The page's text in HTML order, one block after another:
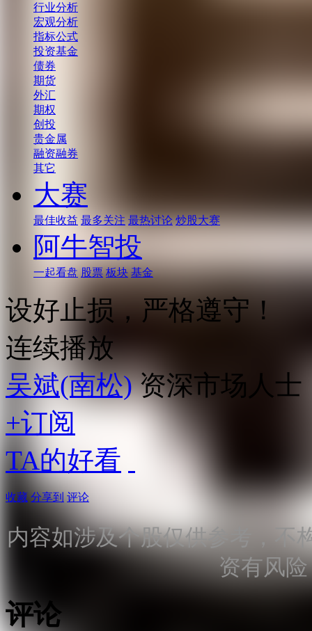
行业分析
宏观分析
指标公式
投资基金
债券
期货
外汇
期权
创投
贵金属
融资融券
其它
大赛
最佳收益 最多关注 最热讨论 炒股大赛
阿牛智投
一起看盘 股票 板块 基金
设好止损，严格遵守！
连续播放
吴斌(南松) 资深市场人士
+订阅
TA的好看
收藏 分享到 评论
内容如涉及个股仅供参考，不
资有风
评论